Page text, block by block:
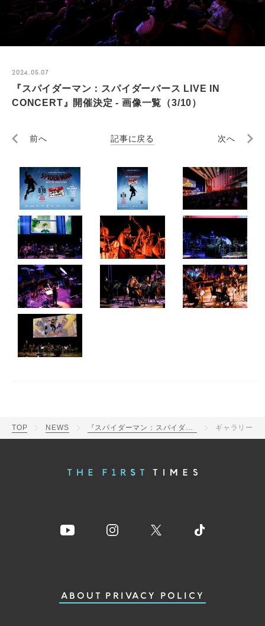
2024.05.07
『スパイダーマン：スパイダーバース LIVE IN
CONCERT』開催決定 - 画像一覧（3/10）
前へ 記事に戻る 次へ
TOP NEWS 『スパイダーマン：スパイダーバース LIVE IN CONCERT』開催決定 ギャラリー
ABOUT PRIVACY POLICY